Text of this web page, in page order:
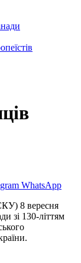
WhatsApp
8 вересня
зі 130-літтям